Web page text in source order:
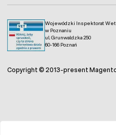
Wojewódzki Inspektorat
w Poznaniu
ul. Grunwaldzka 250
60-166 Poznań
Copyright © 2013-present